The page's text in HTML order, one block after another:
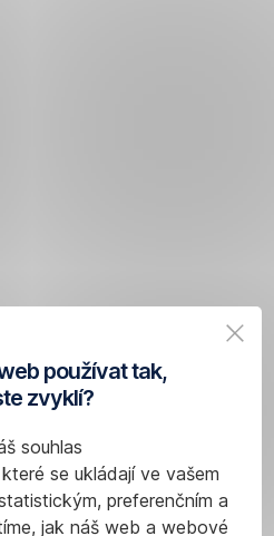
používat tak,
zvyklí?
souhlas
se ukládají ve vašem
preferenčním a
jak náš web a webové